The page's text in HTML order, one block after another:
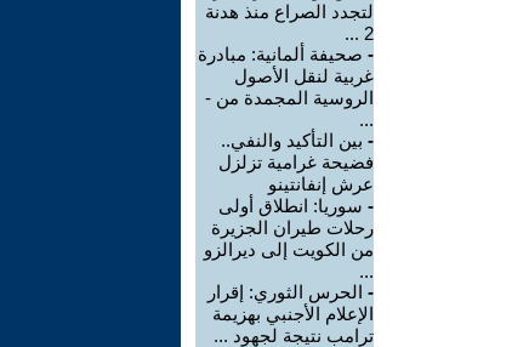
لتجدد الصراع منذ هدنة
2 ...
- صحيفة ألمانية: مبادرة
غربية لنقل الأصول
الروسية المجمدة من -
...
- بين التأكيد والنفي..
فضيحة غرامية تزلزل
عرش إنفانتينو
- سوريا: انطلاق أولى
رحلات طيران الجزيرة
من الكويت إلى ديرالزو
...
- الحرس الثوري: إقرار
الإعلام الأجنبي بهزيمة
ترامب نتيجة لجهود ...